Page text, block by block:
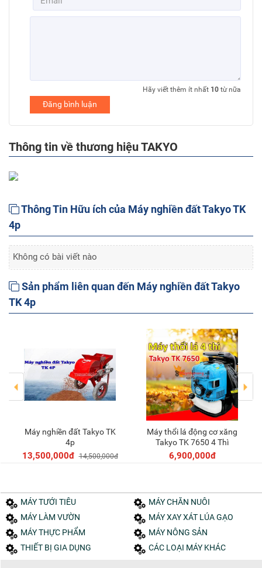
Hãy viết thêm ít nhất 10 từ nữa
Đăng bình luận
Thông tin về thương hiệu TAKYO
Thông Tin Hữu ích của Máy nghiền đất Takyo TK
4p
Không có bài viết nào
Sản phẩm liên quan đến Máy nghiền đất Takyo
TK 4p
Thêm vào giỏ
Máy nghiền đất Takyo TK
4p
13,500,000đ 14,500,000đ
Thêm vào giỏ
Máy thổi lá động cơ xăng
Takyo TK 7650 4 Thì
6,900,000đ
MÁY TƯỚI TIÊU
MÁY CHĂN NUÔI
MÁY LÀM VƯỜN
MÁY XAY XÁT LÚA GẠO
MÁY THỰC PHẨM
MÁY NÔNG SẢN
THIẾT BỊ GIA DỤNG
CÁC LOẠI MÁY KHÁC